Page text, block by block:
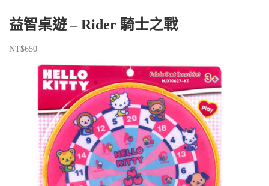
益智桌遊 – Rider 騎士之戰
NT$650